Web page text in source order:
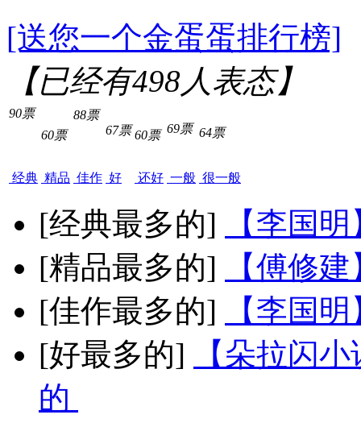
[送您一个金蛋蛋排行榜]
【已经有498人表态】
90票
经典
60票
精品
88票
佳作
67票
好
60票
还好
69票
一般
64票
很一般
[经典最多的]
【李国
[精品最多的]
【傅修
[佳作最多的]
【李国
[好最多的]
【朵拉闪
的